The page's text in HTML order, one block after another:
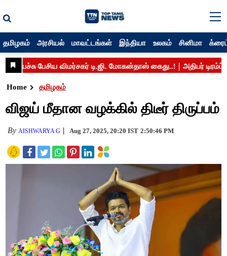
தமிழகம் அரசியல் மாவட்டங்கள் இந்தியா உலகம் சினிமா
Home தமிழகம்
விஜய் மீதான வழக்கில் திடீர் திருப்பம்
By AISHWARYA G Aug 27, 2025, 20:20 IST 2:50:46 PM